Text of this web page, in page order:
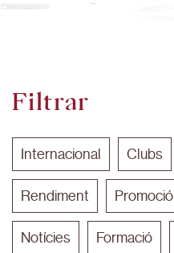
Filtrar
Internacional Clubs
Rendiment Promoció
Notícies Formació